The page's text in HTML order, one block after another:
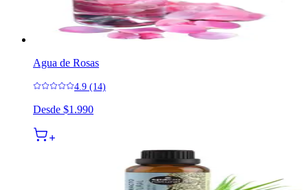
Agua de Rosas
4.9 (14)
Desde $1.990